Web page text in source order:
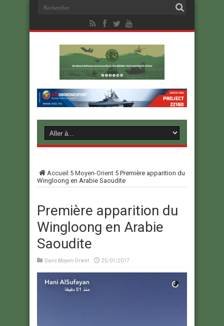
Accueil 5 Moyen-Orient 5 Première apparition du
Wingloong en Arabie Saoudite
Première apparition du
Wingloong en Arabie
Saoudite
Dans Moyen-Orient 25/01/2017